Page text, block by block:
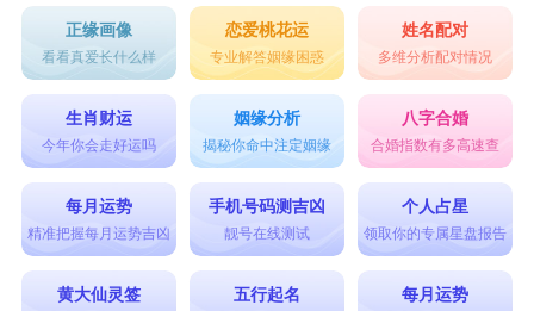
正缘画像
看看真爱长什么样
恋爱桃花运
专业解答姻缘困惑
姓名配对
多维分析配对情况
生肖财运
今年你会走好运吗
姻缘分析
揭秘你命中注定姻缘
八字合婚
合婚指数有多高速查
每月运势
精准把握每月运势吉凶
手机号码测吉凶
靓号在线测试
个人占星
领取你的专属星盘报告
黄大仙灵签 五行起名 每月运势